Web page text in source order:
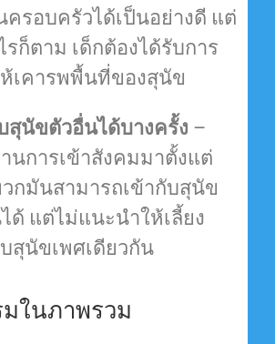
ครอบครัวได้เป็นอย่างดี แต่
รก็ตาม เด็กต้องได้รับการ
เคารพพื้นที่ของสุนัข
สุนัขตัวอื่นได้บางครั้ง –
นการเข้าสังคมมาตั้งแต่
วกมันสามารถเข้ากับสุนัข
ด้ แต่ไม่แนะนำให้เลี้ยง
สุนัขเพศเดียวกัน
ในภาพรวม